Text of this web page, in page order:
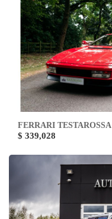
FERRARI TESTAROSSA
$ 339,028